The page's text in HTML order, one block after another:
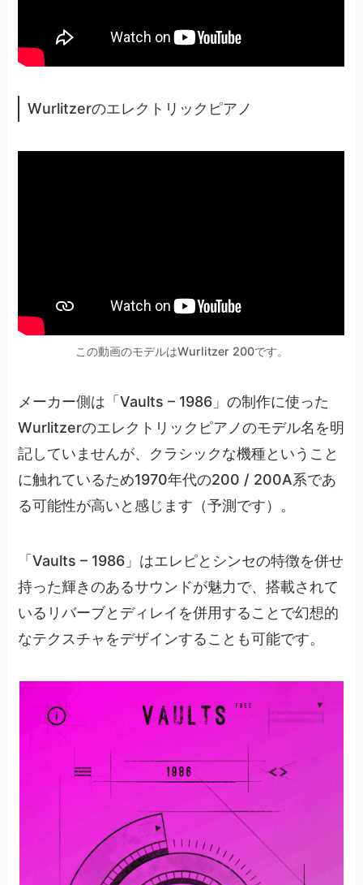
Wurlitzerのエレクトリックピアノ
この動画のモデルはWurlitzer 200です。
メーカー側は「Vaults – 1986」の制作に使った
Wurlitzerのエレクトリックピアノのモデル名を明
記していませんが、クラシックな機種ということ
に触れているため1970年代の200 / 200A系であ
る可能性が高いと感じます（予測です）。
「Vaults – 1986」はエレピとシンセの特徴を併せ
持った輝きのあるサウンドが魅力で、搭載されて
いるリバーブとディレイを併用することで幻想的
なテクスチャをデザインすることも可能です。